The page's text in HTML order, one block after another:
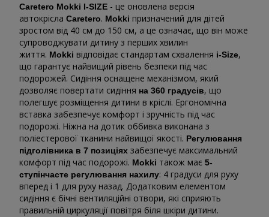
Caretero Mokki I-SIZE - це оновлена ​​версія
автокрісла Caretero. Mokki призначений для дітей
зростом від 40 см до 150 см, а це означає, що він може
супроводжувати дитину з перших хвилин
життя. Mokki відповідає стандартам схвалення i-Size,
що гарантує найвищий рівень безпеки під час
подорожей. Сидіння оснащене механізмом, який
дозволяє повертати сидіння на 360 градусів, що
полегшує розміщення дитини в кріслі. Ергономічна
вставка забезпечує комфорт і зручність під час
подорожі. Ніжна на дотик оббивка виконана з
поліестерової тканини найвищої якості. Регулювання
підголівника в 7 позиціях забезпечує максимальний
комфорт під час подорожі. Mokki також має 5-
ступінчасте регулювання нахилу: 4 градуси для руху
вперед і 1 для руху назад. Додатковим елементом
сидіння є бічні вентиляційні отвори, які сприяють
правильній циркуляції повітря біля шкіри дитини.